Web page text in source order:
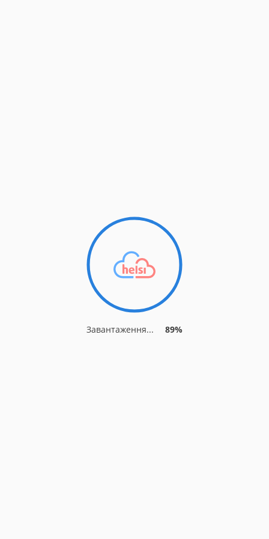
Завантаження... 89%